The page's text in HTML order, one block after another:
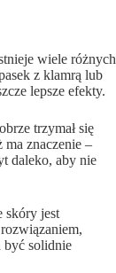
wiele różnych
z klamrą lub
lepsze efekty.
trzymał się
ma znaczenie –
daleko, aby nie
skóry jest
być solidnie